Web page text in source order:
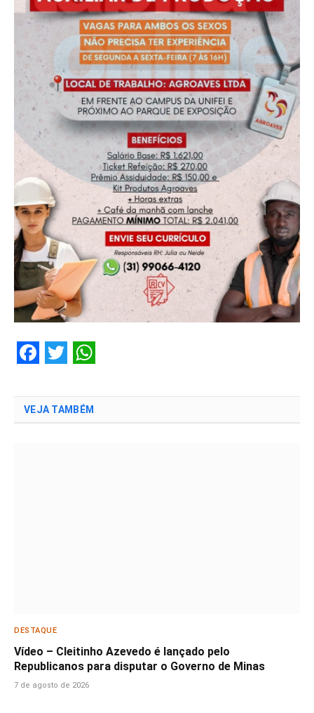
VEJA TAMBÉM
DESTAQUE
Vídeo – Cleitinho Azevedo é lançado pelo
Republicanos para disputar o Governo de Minas
7 de agosto de 2026